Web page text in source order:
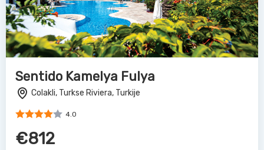
Sentido Kamelya Fulya
Colakli, Turkse Riviera, Turkije
4.0
€812